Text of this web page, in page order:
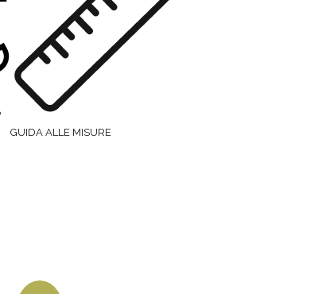
GUIDA ALLE MISURE